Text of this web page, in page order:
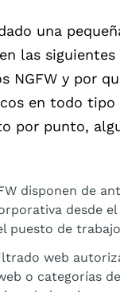
una
las
NGFW y por
en todo tipo
por punto,
disponen de
desde
puesto de
web
o categorías